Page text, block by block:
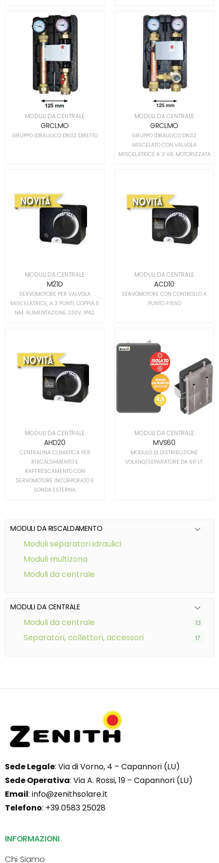
MODULI DA CENTRALE
GRCLMO
GRUPPO IDRAULICO DN32 DIRETTO
MODULI DA CENTRALE
GRCLMO
GRUPPO IDRAULICO DN32
MISCELATO CON VALVOLA
MISCELATRICE A 3 VIE MOTORIZZATA
MODULI DA CENTRALE
M21D
SERVOMOTORE PER VALVOLA
MISCELATRICE, A 3 PUNTI, COPPIA 5
NM. ALIMENTAZIONE 230V. IP42.
MODULI DA CENTRALE
ACD10
SERVOMOTORE CON CONTROLLO A
PUNTO FISSO
MODULI DA CENTRALE
AHD20
CENTRALINA CLIMATICA PER
RISCALDAMENTO E
RAFFRESCAMENTO CON
SERVOMOTORE INCORPORATO E
SONDA ESTERNA.
MODULI DA CENTRALE
MVS60
MODULO DI DISTRIBUZIONE
VOLANO/SEPARATORE DA 60 LT.
MODULI DA RISCALDAMENTO
moduli separatori idraulici
moduli multizona
moduli da centrale
MODULI DA CENTRALE
moduli da centrale 13
separatori, collettori, accessori 17
Sede Legale: Via di Vorno, 4 – Capannori (LU)
Sede Operativa: Via A. Rossi, 19 – Capannori (LU)
Email: info@zenithsolare.it
Telefono: +39 0583 25028
INFORMAZIONI
Chi Siamo